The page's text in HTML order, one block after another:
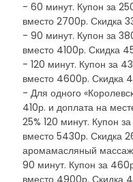
- 60 минут. Купон за
вместо 2700р. Скидка
- 90 минут. Купон за
вместо 4100р. Скидка
- 120 минут. Купон за
вместо 4600р. Скидка
- Для одного
410р. и доплата на
25% 120 минут. Купон
вместо 5430р. Скидка
аромамасляный массаж
90 минут. Купон за
вместо 4900р. Скидка